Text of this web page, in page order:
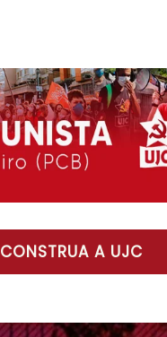
CONSTRUA A UJC